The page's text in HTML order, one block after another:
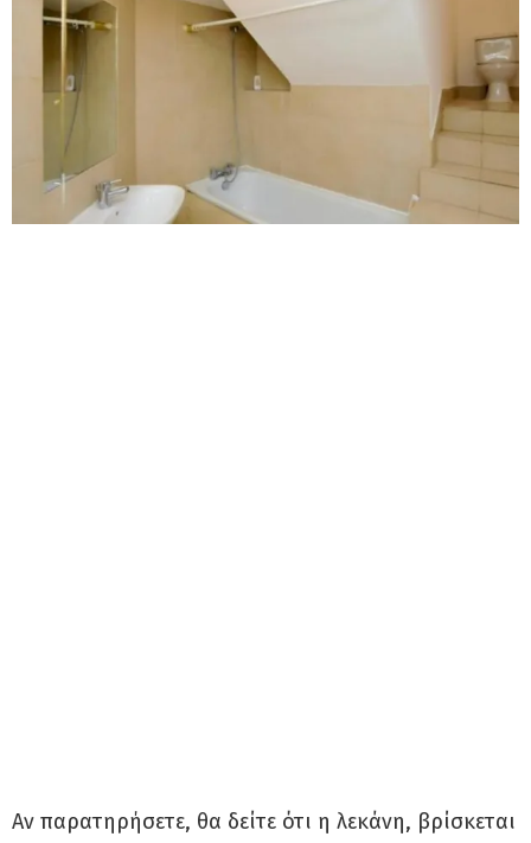
Αν παρατηρήσετε, θα δείτε ότι η λεκάνη, βρίσκεται